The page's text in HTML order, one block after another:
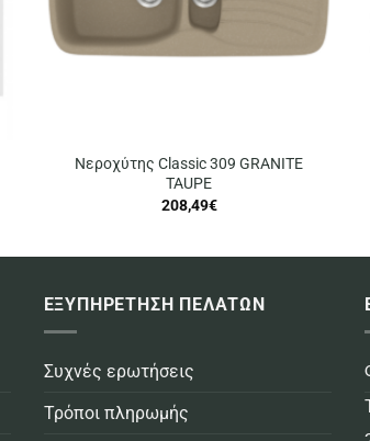
Νεροχύτης Classic 309 GRANITE
TAUPE
208,49€
ΕΞΥΠΗΡΕΤΗΣΗ ΠΕΛΑΤΩΝ
Συχνές ερωτήσεις
Τρόποι πληρωμής